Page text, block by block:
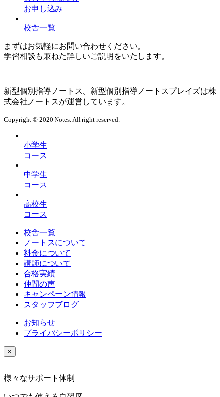
お申し込み
校舎一覧
まずはお気軽にお問い合わせください。
学習相談も兼ねた詳しいご説明をいたします。
新型個別指導ノートス、新型個別指導ノートスプレイズは株
式会社ノートスが運営しています。
Copyright © 2020 Notes. All right reserved.
小学生
コース
中学生
コース
高校生
コース
校舎一覧
ノートスについて
料金について
講師について
合格実績
仲間の声
キャンペーン情報
スタッフブログ
お知らせ
プライバシーポリシー
×
様々なサポート体制